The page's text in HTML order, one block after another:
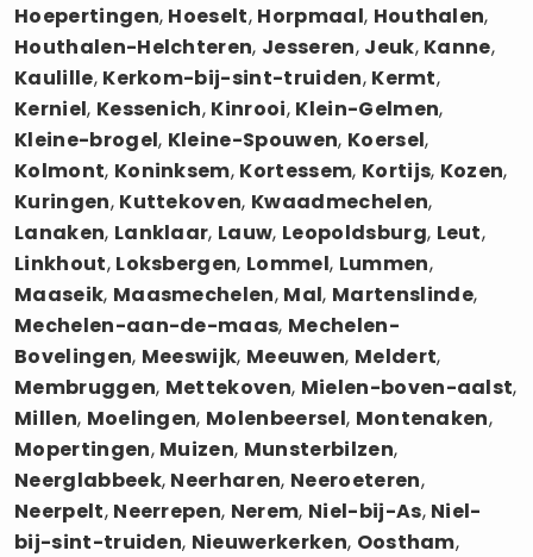
Hoepertingen, Hoeselt, Horpmaal, Houthalen,
Houthalen-Helchteren, Jesseren, Jeuk, Kanne,
Kaulille, Kerkom-bij-sint-truiden, Kermt,
Kerniel, Kessenich, Kinrooi, Klein-Gelmen,
Kleine-brogel, Kleine-Spouwen, Koersel,
Kolmont, Koninksem, Kortessem, Kortijs, Kozen,
Kuringen, Kuttekoven, Kwaadmechelen,
Lanaken, Lanklaar, Lauw, Leopoldsburg, Leut,
Linkhout, Loksbergen, Lommel, Lummen,
Maaseik, Maasmechelen, Mal, Martenslinde,
Mechelen-aan-de-maas, Mechelen-
Bovelingen, Meeswijk, Meeuwen, Meldert,
Membruggen, Mettekoven, Mielen-boven-aalst,
Millen, Moelingen, Molenbeersel, Montenaken,
Mopertingen, Muizen, Munsterbilzen,
Neerglabbeek, Neerharen, Neeroeteren,
Neerpelt, Neerrepen, Nerem, Niel-bij-As, Niel-
bij-sint-truiden, Nieuwerkerken, Oostham,